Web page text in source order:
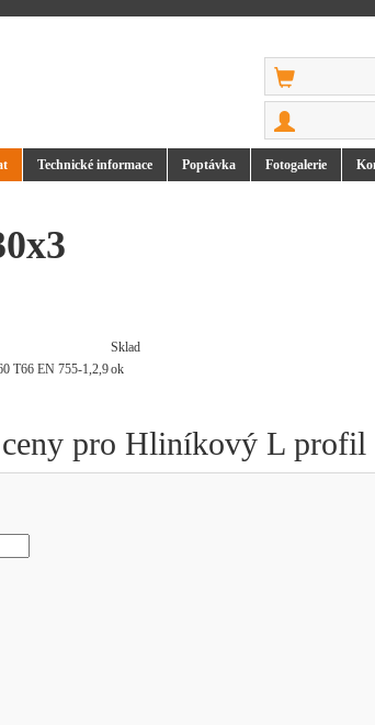
Technické informace Poptávka Fotogalerie
Sklad
T66 EN 755-1,2,9ok
ceny pro Hliníkový L profil